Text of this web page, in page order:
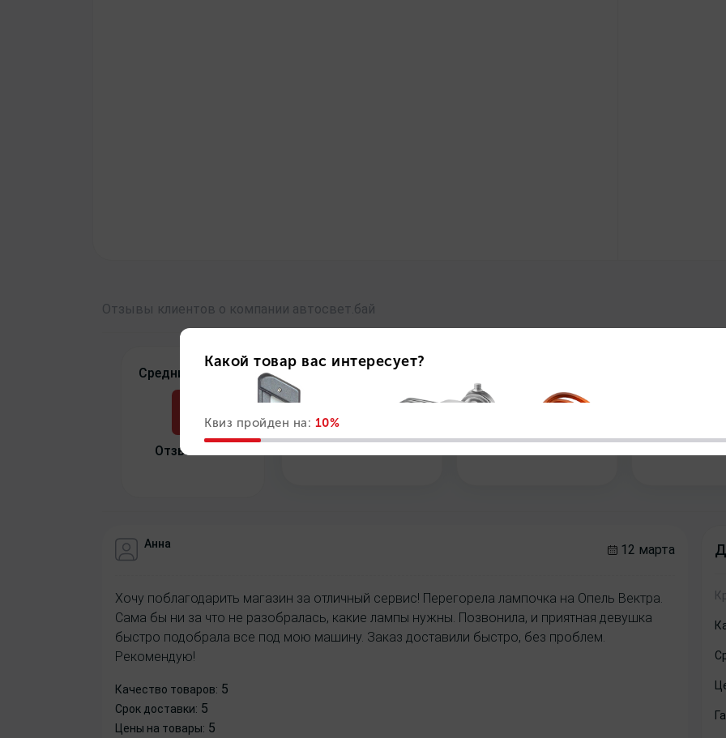
Отзывы клиентов о компании автосвет.бай
Средний рейтинг:
Отзывов: 15 5 5 5
Анна 12 марта
Хочу поблагодарить магазин за отличный сервис! Перегорела лампочка на Опель Вектра.
Сама бы ни за что не разобралась, какие лампы нужны. Позвонила, и приятная девушка
быстро подобрала все под мою машину. Заказ доставили быстро, без проблем.
Рекомендую!
Качество товаров: 5
Срок доставки: 5
Цены на товары: 5